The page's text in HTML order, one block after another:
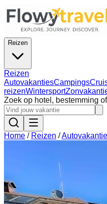
Reizen
Reizen
AutovakantiesCampings
reizenWintersport
Zoek op hotel, bestemming
Home / Reizen /